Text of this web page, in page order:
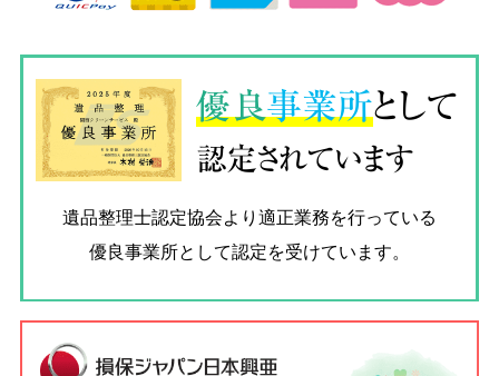
優良事業所として
認定されています
遺品整理士認定協会より適正業務を行っている
優良事業所として認定を受けています。